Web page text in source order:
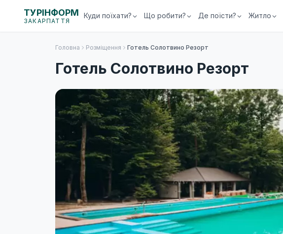
ТУРІНФОРМ
ЗАКАРПАТТЯ
Куди поїхати? Що робити? Де поїсти? Житло
Головна Розміщення Готель Солотвино Резорт
Готель Солотвино Резорт